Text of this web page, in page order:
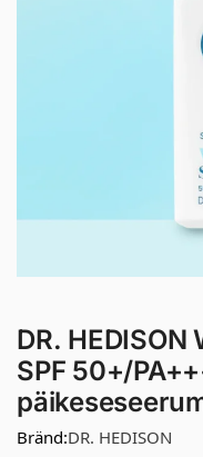
DR.
SPF 50+/
Bränd:DR. HEDISON